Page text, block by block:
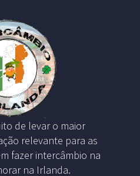
de levar o maior
relevante para as
fazer intercâmbio na
na Irlanda.